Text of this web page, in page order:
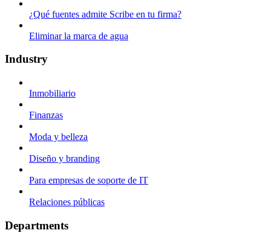
¿Qué fuentes admite Scribe en tu firma?
Eliminar la marca de agua
Industry
Inmobiliario
Finanzas
Moda y belleza
Diseño y branding
Para empresas de soporte de IT
Relaciones públicas
Departments